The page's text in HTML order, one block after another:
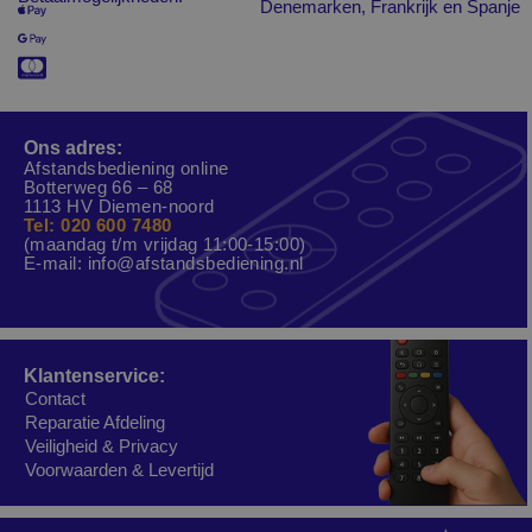
Denemarken, Frankrijk en Spanje
Ons adres:
Afstandsbediening online
Botterweg 66 – 68
1113 HV Diemen-noord
Tel: 020 600 7480
(maandag t/m vrijdag 11:00-15:00)
E-mail: info@afstandsbediening.nl
Klantenservice:
Contact
Reparatie Afdeling
Veiligheid & Privacy
Voorwaarden & Levertijd